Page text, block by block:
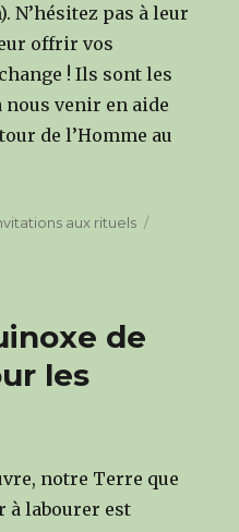
N’hésitez pas à leur
offrir vos
! Ils sont les
nous venir en aide
de l’Homme au
aux rituels
de
les
notre Terre que
à labourer est